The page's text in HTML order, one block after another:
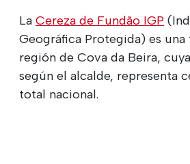
La Cereza de Fundão IGP
Geográfica Protegida) es
región de Cova da Beira,
según el alcalde, representa
total nacional.